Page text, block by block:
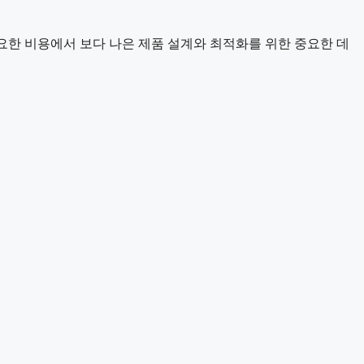
비용에서 보다 나은 제품 설계와 최적화를 위한 중요한 데